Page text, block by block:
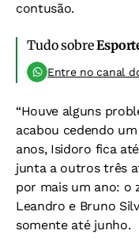
contusão.
Tudo sobre
Entre no canal
“Houve alguns
acabou cedendo
anos, Isidoro fica
junta a outros três
por mais um ano: o
Leandro e Bruno
somente até junho.